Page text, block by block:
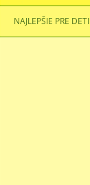
NAJLEPŠIE PRE DETI